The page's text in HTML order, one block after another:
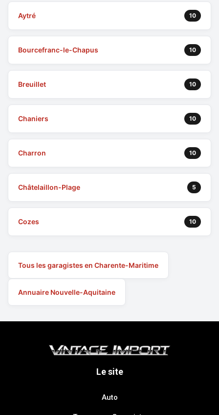
Aytré 10
Bourcefranc-le-Chapus 10
Breuillet 10
Chaniers 10
Charron 10
Châtelaillon-Plage 5
Cozes 10
Tous les garagistes en Charente-Maritime
Annuaire Nouvelle-Aquitaine
Le site
Auto